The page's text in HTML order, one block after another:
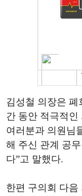
김성철 의장은 폐
간 동안 적극적인
여러분과 의원님
해 주신 관계 공
다”고 말했다.
한편 구의회 다음